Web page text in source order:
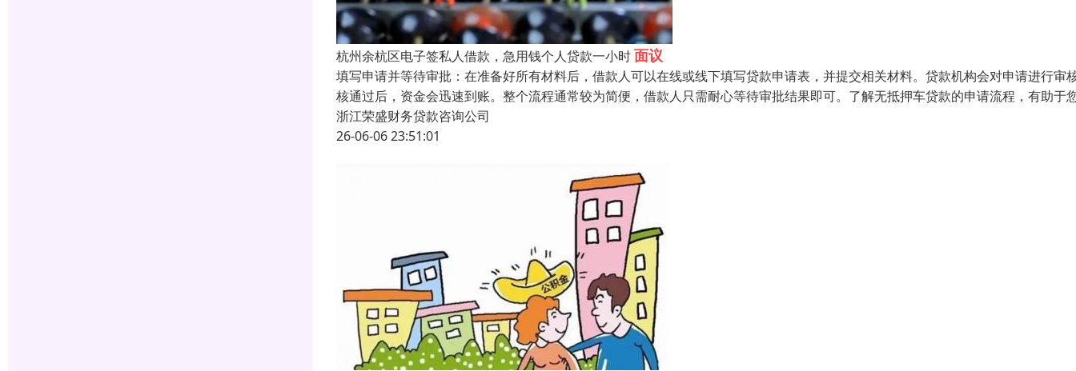
杭州余杭区电子签私人借款，急用钱个人贷款一小时面议
填写申请并等待审批：在准备好所有材料后，借款人可以在线或线下填写贷款申请表，并提交相关材料。贷款机构会对申请进行审
核通过后，资金会迅速到账。整个流程通常较为简便，借款人只需耐心等待审批结果即可。了解无抵押车贷款的申请流程，有助于
浙江荣盛财务贷款咨询公司
26-06-06 23:51:01